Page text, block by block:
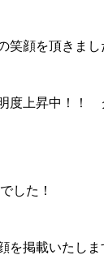
笑顔を頂きまし
度上昇中！！
した！
を掲載いたしま